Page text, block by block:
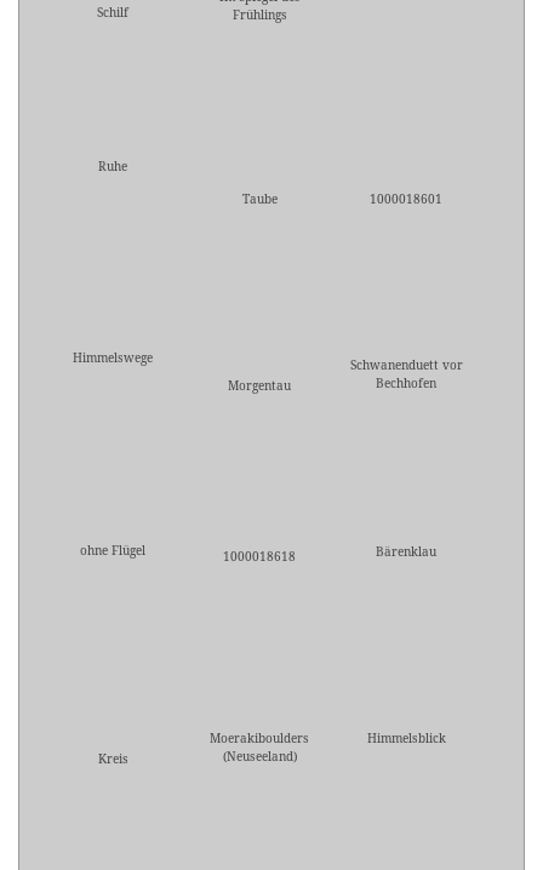
Schilf
Frühlings
Ruhe
Taube
1000018601
Himmelswege
Morgentau
Schwanenduett vor
Bechhofen
ohne Flügel 1000018618 Bärenklau
Kreis
Moerakiboulders
(Neuseeland)
Himmelsblick